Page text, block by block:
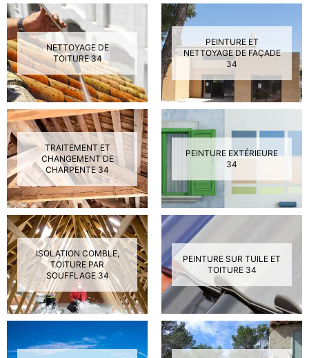
NETTOYAGE DE
TOITURE 34
PEINTURE ET
NETTOYAGE DE FAÇADE
34
TRAITEMENT ET
CHANGEMENT DE
CHARPENTE 34
PEINTURE EXTÉRIEURE
34
ISOLATION COMBLE,
TOITURE PAR
SOUFFLAGE 34
PEINTURE SUR TUILE ET
TOITURE 34